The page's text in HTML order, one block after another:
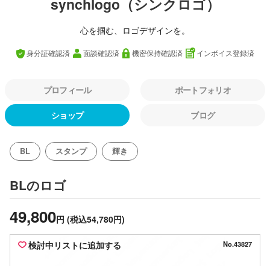
心を掴む、ロゴデザインを。
身分証確認済 面談確認済 機密保持確認済 インボイス登録済
プロフィール ポートフォリオ
ショップ ブログ
BL スタンプ 輝き
BLのロゴ
49,800円 (税込54,780円)
検討中リストに追加する No.43827